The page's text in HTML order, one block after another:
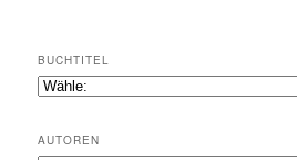
BUCHTITEL
AUTOREN